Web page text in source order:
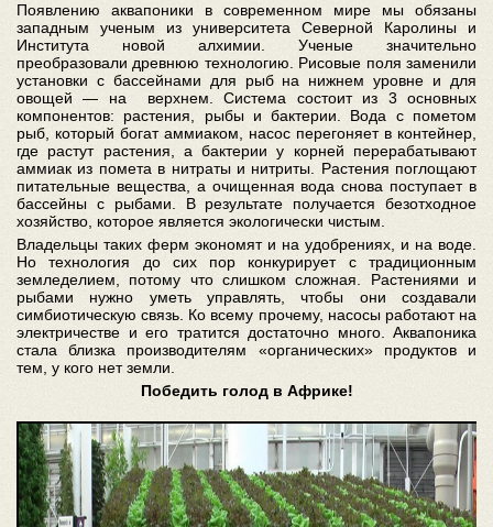
Появлению аквапоники в современном мире мы обязаны
западным ученым из университета Северной Каролины и
Института новой алхимии. Ученые значительно
преобразовали древнюю технологию. Рисовые поля заменили
установки с бассейнами для рыб на нижнем уровне и для
овощей — на верхнем. Система состоит из 3 основных
компонентов: растения, рыбы и бактерии. Вода с пометом
рыб, который богат аммиаком, насос перегоняет в контейнер,
где растут растения, а бактерии у корней перерабатывают
аммиак из помета в нитраты и нитриты. Растения поглощают
питательные вещества, а очищенная вода снова поступает в
бассейны с рыбами. В результате получается безотходное
хозяйство, которое является экологически чистым.
Владельцы таких ферм экономят и на удобрениях, и на воде.
Но технология до сих пор конкурирует с традиционным
земледелием, потому что слишком сложная. Растениями и
рыбами нужно уметь управлять, чтобы они создавали
симбиотическую связь. Ко всему прочему, насосы работают на
электричестве и его тратится достаточно много. Аквапоника
стала близка производителям «органических» продуктов и
тем, у кого нет земли.
Победить голод в Африке!